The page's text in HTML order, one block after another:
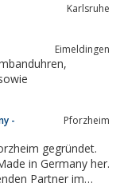
Karlsruhe
Eimeldingen
-
Pforzheim
gegründet.
in Germany her.
Partner im